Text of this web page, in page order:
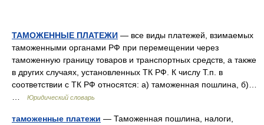
ТАМОЖЕННЫЕ ПЛАТЕЖИ — все виды платежей, взимаемых
таможенными органами РФ при перемещении через
таможенную границу товаров и транспортных средств, а также
в других случаях, установленных ТК РФ. К числу Т.п. в
соответствии с ТК РФ относятся: а) таможенная пошлина, б)…
Юридический словарь
таможенные платежи — Таможенная пошлина, налоги,